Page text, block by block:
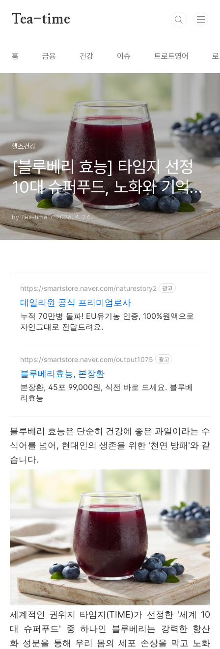
Tea-time
홈 금융 건강 이슈 트로트영어
헬스건강
[블루베리 효능] 타임지 선정
10대 슈퍼푸드, 노화와 기억력
을 지키는 하루 한 줌의 기적
by Tea-time 2026. 4. 24.
https://smartstore.naver.com/naturestory2 광고
데일리원 공식 프리미엄로사
누적 70만병 돌파! EU유기농 인증, 100%원액으로
자연그대로 전달드려요.
https://smartstore.naver.com/output1075 광고
블루베리효능, 본장환
본장환, 45포 99,000원, 식전 바로 드세요. 블루베
리효능
블루베리 효능은 단순히 건강에 좋은 과일이라는 수
식어를 넘어, 현대인의 생존을 위한 '천연 방패'와 같
습니다.
세계적인 권위지 타임지(TIME)가 선정한 '세계 10
대 슈퍼푸드' 중 하나인 블루베리는 강력한 항산
화 성분을 통해 우리 몸의 세포 손상을 막고 노화